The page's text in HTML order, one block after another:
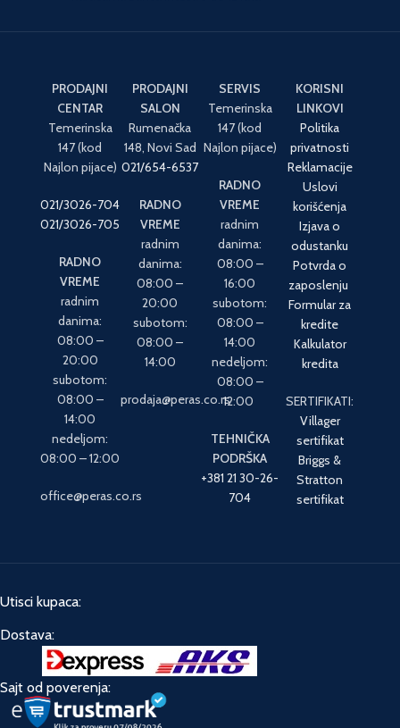
PRODAJNI
CENTAR
Temerinska
147 (kod
Najlon pijace)
021/3026-704
021/3026-705
RADNO
VREME
radnim
danima:
08:00 –
20:00
subotom:
08:00 –
14:00
nedeljom:
08:00 – 12:00
office@peras.co.rs
PRODAJNI
SALON
Rumenačka
148, Novi Sad
021/654-6537
RADNO
VREME
radnim
danima:
08:00 –
20:00
subotom:
08:00 –
14:00
prodaja@peras.co.rs
SERVIS
Temerinska
147 (kod
Najlon pijace)
RADNO
VREME
radnim
danima:
08:00 –
16:00
subotom:
08:00 –
14:00
nedeljom:
08:00 –
12:00
TEHNIČKA
PODRŠKA
+381 21 30-26-
704
KORISNI
LINKOVI
Politika
privatnosti
Reklamacije
Uslovi
korišćenja
Izjava o
odustanku
Potvrda o
zaposlenju
Formular za
kredite
Kalkulator
kredita
SERTIFIKATI:
Villager
sertifikat
Briggs &
Stratton
sertifikat
Utisci kupaca:
Dostava:
Sajt od poverenja: